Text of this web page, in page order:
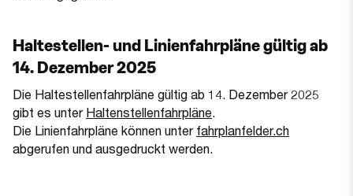
Haltestellen- und Linienfahrpläne gültig ab
14. Dezember 2025
Die Haltestellenfahrpläne gültig ab 14. Dezember 2025
gibt es unter Haltenstellenfahrpläne.
Die Linienfahrpläne können unter fahrplanfelder.ch(Öffnet in
abgerufen und ausgedruckt werden.